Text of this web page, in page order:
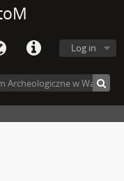
Log in